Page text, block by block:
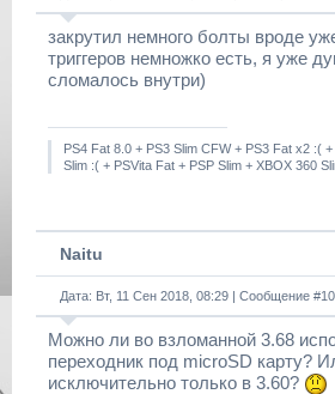
закрутил немного болты вроде
триггеров немножко есть, я уже
сломалось внутри)
PS4 Fat 8.0 + PS3 Slim CFW + PS3 Fat x2 :(
Slim :( + PSVita Fat + PSP Slim + XBOX 360
Naitu
Дата: Вт, 11 Сен 2018, 08:29 | Сообщение #
Можно ли во взломанной 3.68
переходник под microSD карту?
исключительно только в 3.60?